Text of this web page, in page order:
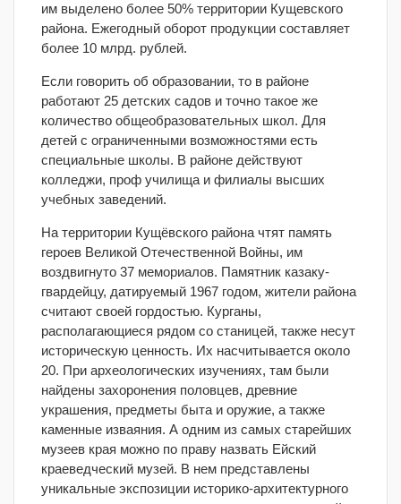
им выделено более 50% территории Кущевского
района. Ежегодный оборот продукции составляет
более 10 млрд. рублей.
Если говорить об образовании, то в районе
работают 25 детских садов и точно такое же
количество общеобразовательных школ. Для
детей с ограниченными возможностями есть
специальные школы. В районе действуют
колледжи, проф училища и филиалы высших
учебных заведений.
На территории Кущёвского района чтят память
героев Великой Отечественной Войны, им
воздвигнуто 37 мемориалов. Памятник казаку-
гвардейцу, датируемый 1967 годом, жители района
считают своей гордостью. Курганы,
располагающиеся рядом со станицей, также несут
историческую ценность. Их насчитывается около
20. При археологических изучениях, там были
найдены захоронения половцев, древние
украшения, предметы быта и оружие, а также
каменные изваяния. А одним из самых старейших
музеев края можно по праву назвать Ейский
краеведческий музей. В нем представлены
уникальные экспозиции историко-архитектурного